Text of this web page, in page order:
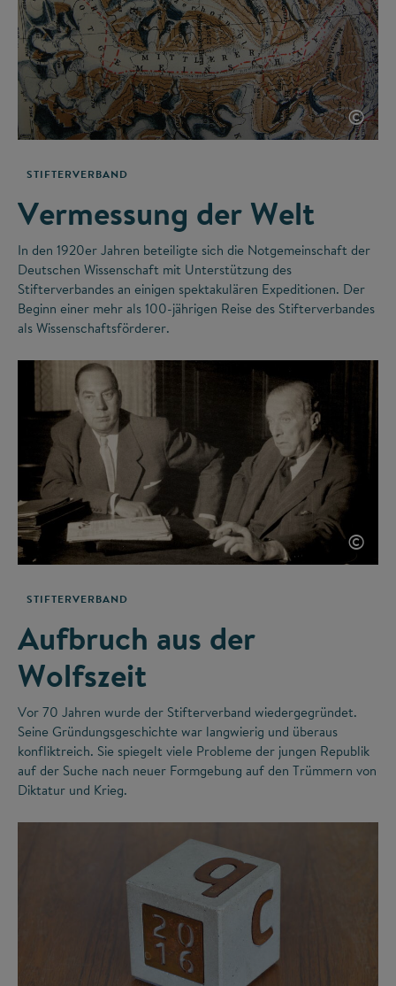
©
STIFTERVERBAND
Vermessung der Welt
In den 1920er Jahren beteiligte sich die Notgemeinschaft der
Deutschen Wissenschaft mit Unterstützung des
Stifterverbandes an einigen spektakulären Expeditionen. Der
Beginn einer mehr als 100-jährigen Reise des Stifterverbandes
als Wissenschaftsförderer.
©
STIFTERVERBAND
Aufbruch aus der
Wolfszeit
Vor 70 Jahren wurde der Stifterverband wiedergegründet.
Seine Gründungsgeschichte war langwierig und überaus
konfliktreich. Sie spiegelt viele Probleme der jungen Republik
auf der Suche nach neuer Formgebung auf den Trümmern von
Diktatur und Krieg.